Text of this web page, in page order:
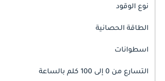
نوع الوقود
الطاقة الحصانية
اسطوانات
التسارع من 0 إلى 100 كلم بالساعة